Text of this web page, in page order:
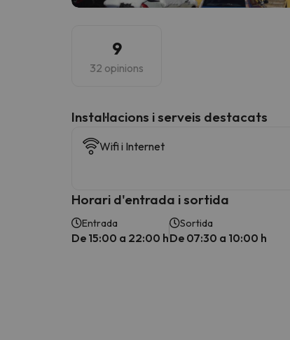
9
32 opinions
Instal·lacions i serveis destacats
Wifi i Internet
Horari d'entrada i sortida
Entrada
De 15:00 a 22:00 h
Sortida
De 07:30 a 10:00 h